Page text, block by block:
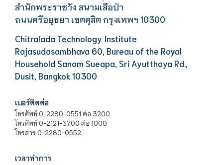
สำนักพระราชวัง สนามเสือป่า
ถนนศรีอยุธยา เขตดุสิต กรุงเทพฯ 10300
Chitralada Technology Institute
Rajasudasambhava 60, Bureau of the Royal
Household Sanam Sueapa, Sri Ayutthaya Rd.,
Dusit, Bangkok 10300
เบอร์ติดต่อ
โทรศัพท์ 0-2280-0551 ต่อ 3200
โทรศัพท์ 0-2121-3700 ต่อ 1000
โทรสาร 0-2280-0552
เวลาทำการ